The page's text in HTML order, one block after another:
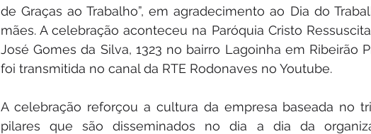
de Graças ao Trabalho”, em agradecimento ao Dia do
mães. A celebração aconteceu na Paróquia Cristo
José Gomes da Silva, 1323 no bairro Lagoinha em Ribeirão
foi transmitida no canal da RTE Rodonaves no Youtube.
A celebração reforçou a cultura da empresa baseada no
pilares que são disseminados no dia a dia da